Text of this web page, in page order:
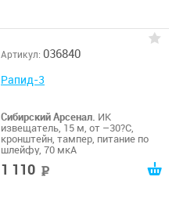
Артикул: 036840
Рапид-3
Сибирский Арсенал. ИК
извещатель, 15 м, от –30?С,
кронштейн, тампер, питание по
шлейфу, 70 мкА
1 110